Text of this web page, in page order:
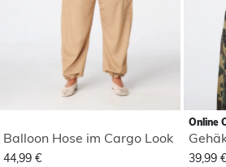
Balloon Hose im Cargo Look
44,99 €
Online
39,99 €